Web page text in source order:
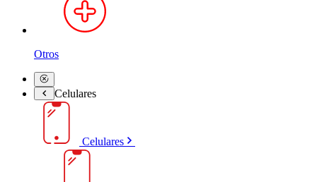
Otros
Celulares
Celulares